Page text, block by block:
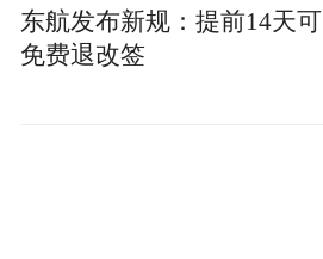
东航发布新规：提前14天可
免费退改签